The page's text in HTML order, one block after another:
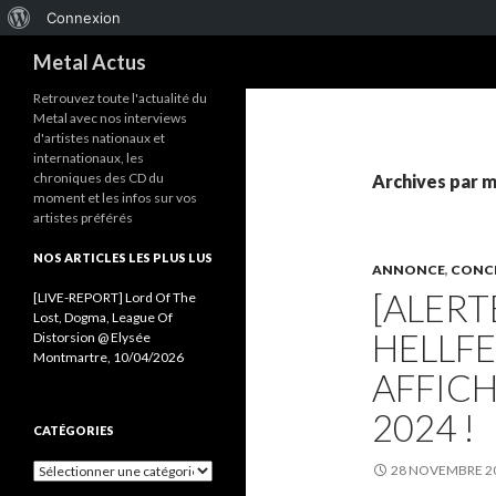
Metal Actus
Archives par
ANNONCE,
2024 !
28 NOVEMBRE
Retrouvez toute l'actualité du
Metal avec nos interviews
d'artistes nationaux et
internationaux, les
chroniques des CD du
moment et les infos sur vos
artistes préférés
NOS ARTICLES LES PLUS LUS
[LIVE-REPORT] Lord Of The
Lost, Dogma, League Of
Distorsion @ Elysée
Montmartre, 10/04/2026
CATÉGORIES
C
propos
WordPress
Connexion